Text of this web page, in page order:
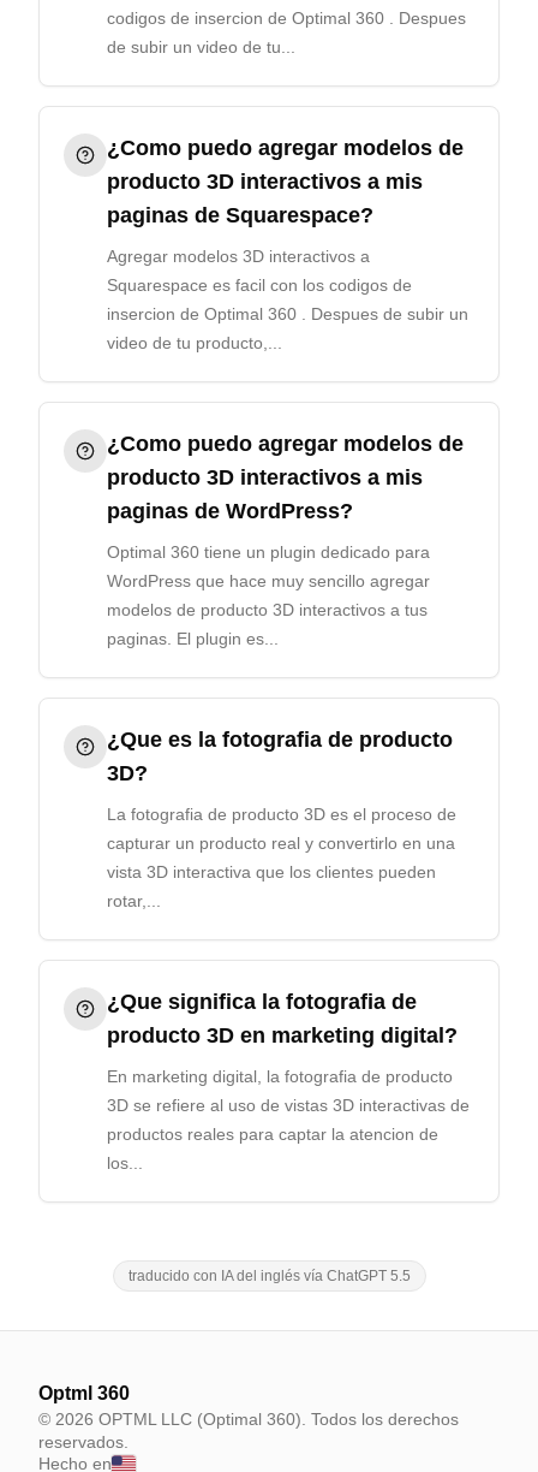
codigos de insercion de Optimal 360 . Despues
de subir un video de tu...
¿Como puedo agregar modelos de
producto 3D interactivos a mis
paginas de Squarespace?
Agregar modelos 3D interactivos a
Squarespace es facil con los codigos de
insercion de Optimal 360 . Despues de subir un
video de tu producto,...
¿Como puedo agregar modelos de
producto 3D interactivos a mis
paginas de WordPress?
Optimal 360 tiene un plugin dedicado para
WordPress que hace muy sencillo agregar
modelos de producto 3D interactivos a tus
paginas. El plugin es...
¿Que es la fotografia de producto
3D?
La fotografia de producto 3D es el proceso de
capturar un producto real y convertirlo en una
vista 3D interactiva que los clientes pueden
rotar,...
¿Que significa la fotografia de
producto 3D en marketing digital?
En marketing digital, la fotografia de producto
3D se refiere al uso de vistas 3D interactivas de
productos reales para captar la atencion de
los...
traducido con IA del inglés vía ChatGPT 5.5
Optml 360
© 2026 OPTML LLC (Optimal 360). Todos los derechos
reservados.
Hecho en